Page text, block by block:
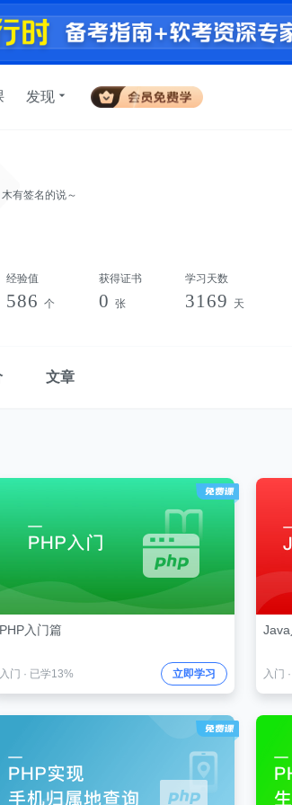
发现
有签名的说～
经验值
586 个
获得证书
0 张
学习天数
3169 天
文章
PHP入门篇
入门 · 已学13% 立即学习
Java
入门 ·